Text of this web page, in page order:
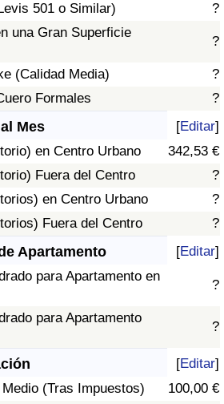
501 o Similar)
?
una Gran Superficie
?
(Calidad Media)
?
Formales
?
Mes [Editar]
en Centro Urbano
342,53 €
Fuera del Centro
?
en Centro Urbano
?
Fuera del Centro
?
Apartamento [Editar]
para Apartamento en
?
para Apartamento
?
[Editar]
(Tras Impuestos)
100,00 €